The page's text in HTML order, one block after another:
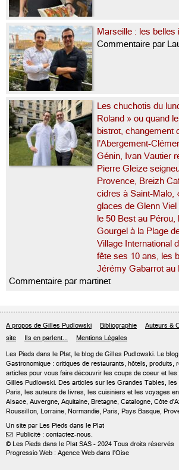
Marseille : les belles
Commentaire par
Les chuchotis du
Roland » ou quand
bistrot, changement
l’Abergement-
Génin, Ivan Vautier
Pierre Gleize
Provence, Breizh
cidres à Saint-Malo,
glaces de Glenn Viel
le 50 Best au
Gourgel à la Plage
Village International
fête ses 10 ans, les
Jérémy Gabarrot au
Commentaire par martinet
A propos de Gilles Pudlowski Bibliographie Auteurs &
site
Ils en parlent... Mentions Légales
Les Pieds dans le Plat, le blog de Gilles Pudlowski. Le
Gastronomique : critiques de restaurants, hôtels, produits,
articles pour vous faire découvrir les coups de coeur et les
Gilles Pudlowski. Des articles sur les Grandes Tables,
Paris, les auteurs de livres, les cuisiniers et les voyages
Alsace, Auvergne, Aquitaine, Bretagne, Catalogne, Côte
Roussillon, Lorraine, Normandie, Paris, Pays Basque,
Un site par Les Pieds dans le Plat
 Publicité : contactez-nous.
© Les Pieds dans le Plat SAS - 2024 Tous droits réservés
Progressio Web : Agence Web dans l'Oise